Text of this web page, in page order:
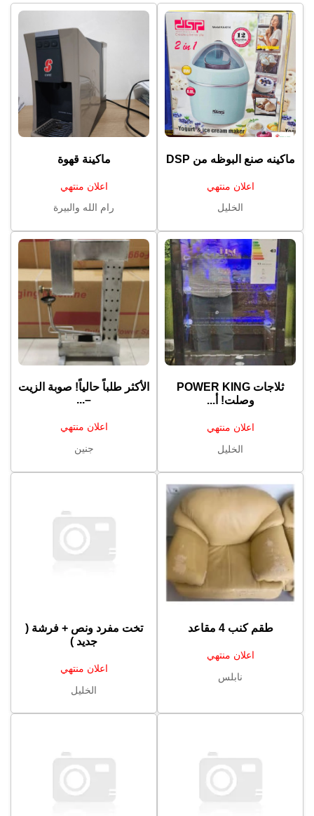
ماكينه صنع البوظه من ⁦⁦DSP⁩⁩
اعلان منتهي
الخليل
ماكينة قهوة
اعلان منتهي
رام الله والبيرة
وصلت! أ...
اعلان منتهي
الخليل
الأكثر طلباً حالياً! صوبة الزيت
–...
اعلان منتهي
جنين
طقم كنب 4 مقاعد
اعلان منتهي
نابلس
تخت مفرد ونص + فرشة (
جديد )
اعلان منتهي
الخليل